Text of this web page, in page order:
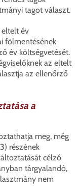
tagot választ.
év
fölmentésének
év költségvetését.
az eltelt
az ellenőrző
a
meg, még
részének
célzó
tárgyalandó,
nem